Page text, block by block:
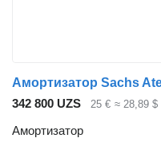
342 800 UZS 25 € ≈ 28,89 $
Амортизатор